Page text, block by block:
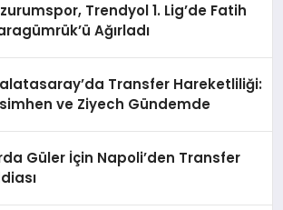
Trendyol 1. Lig’de Fatih
Ağırladı
Transfer Hareketliliği:
ve Ziyech Gündemde
Güler İçin Napoli’den Transfer